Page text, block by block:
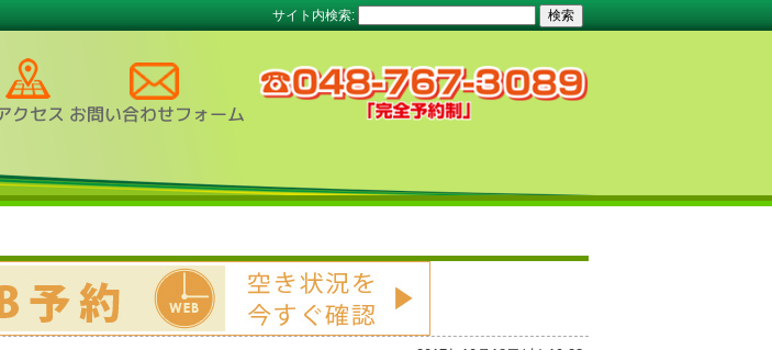
サイト内検索: